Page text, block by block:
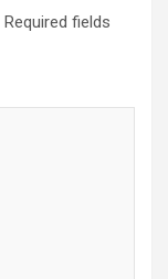
Required fields